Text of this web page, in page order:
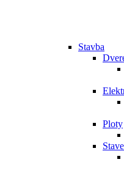
Stavba
Ploty